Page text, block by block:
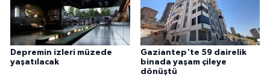
Depremin izleri müzede
yaşatılacak
Gaziantep'te 59 dairelik
binada yaşam çileye
dönüştü